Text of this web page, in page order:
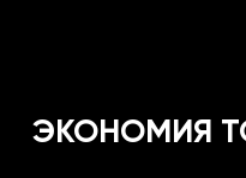
ЭКОНОМИЯ